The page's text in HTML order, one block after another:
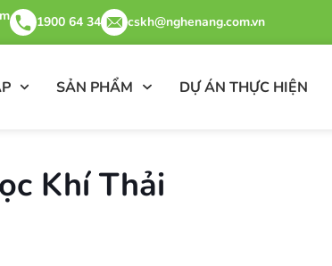
1900 64 34 cskh@nghenang.com.vn
SẢN PHẨM DỰ ÁN THỰC HIỆN
Khí Thải